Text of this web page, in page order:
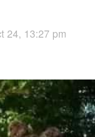
24, 13:27 pm